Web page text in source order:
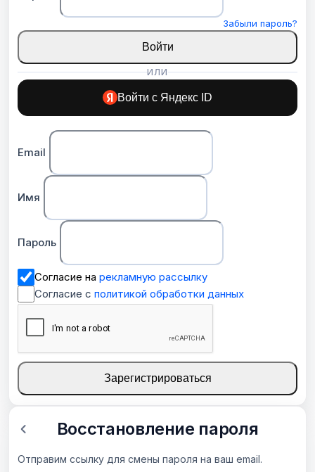
Забыли пароль?
Войти
ИЛИ
Войти с Яндекс ID
Email
Имя
Пароль
Согласие на рекламную рассылку
Согласие с политикой обработки данных
Зарегистрироваться
Восстановление пароля
Отправим ссылку для смены пароля на ваш email.